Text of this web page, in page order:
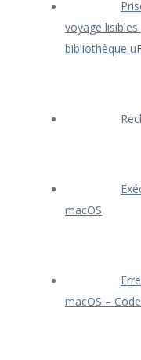
voyage
bibliothèque
macOS
macOS –